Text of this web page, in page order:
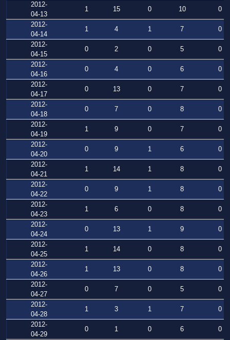
2012-
04-13
1 15 0 10
0
2012-
04-14
1 4 1 7
0
2012-
04-15
0 2 0 5
0
2012-
04-16
0 4 0 6
0
2012-
04-17
0 13 0 7
0
2012-
04-18
0 7 0 8
0
2012-
04-19
1 9 0 7
0
2012-
04-20
0 9 1 6
0
2012-
04-21
1 14 1 8
0
2012-
04-22
0 9 1 8
0
2012-
04-23
1 6 0 8
0
2012-
04-24
0 13 1 9
0
2012-
04-25
1 14 0 8
0
2012-
04-26
1 13 0 8
0
2012-
04-27
0 7 0 5
0
2012-
04-28
1 3 1 7
0
2012-
04-29
0 1 0 6
0